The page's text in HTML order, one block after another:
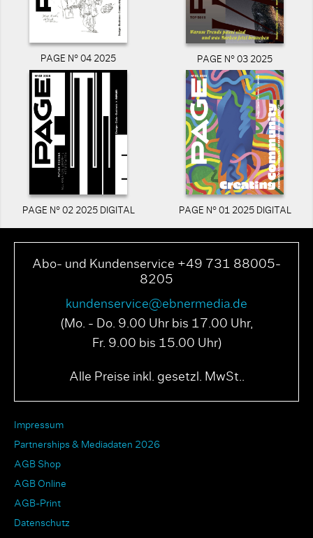
PAGE N° 04 2025 PAGE N° 03 2025
PAGE N° 02 2025 DIGITAL PAGE N° 01 2025 DIGITAL
Abo- und Kundenservice +49 731 88005-
8205
kundenservice@ebnermedia.de
(Mo. - Do. 9.00 Uhr bis 17.00 Uhr,
Fr. 9.00 bis 15.00 Uhr)
Alle Preise inkl. gesetzl. MwSt..
Impressum
Partnerships & Mediadaten 2026
AGB Shop
AGB Online
AGB-Print
Datenschutz